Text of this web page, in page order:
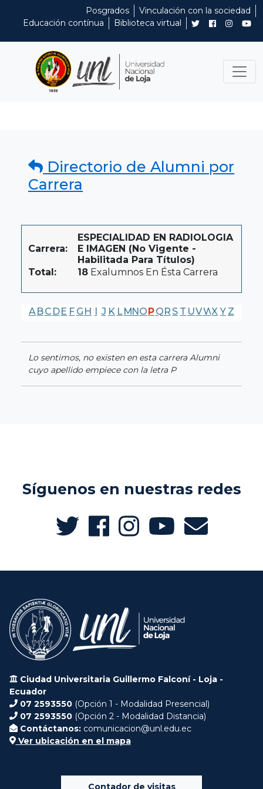
Posgrados
Vinculación con la sociedad
Educación contínua
Biblioteca virtual
Directorio de Alumni por
Carrera
Carrera:
ESPECIALIDAD EN RADIOLOGIA
E IMAGEN (No Vigente -
Habilitada Para Títulos)
Total:
18 Exalumnos En Ésta Carrera
A BC DE F G H I J K LMNOPQR S T UVWX Y Z
Lo sentimos, no existen en esta carrera Alumni
cuyo apellido empiece con la letra P
Síguenos en nuestras redes
Ciudad Universitaria Guillermo Falconí - Loja -
Ecuador
07 2593550 (Opción 1 - Modalidad Presencial)
07 2593550 (Opción 2 - Modalidad Distancia)
Contáctanos: comunicacion@unl.edu.ec
Ver ubicación en el mapa
Contador de visitas